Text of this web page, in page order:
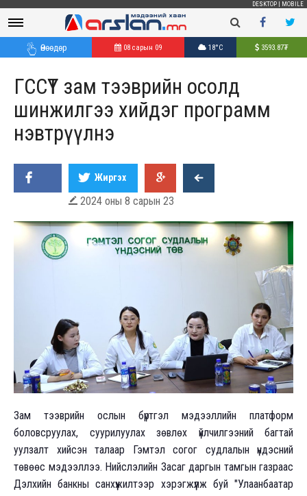
DESKTOP MOBILE
Өнөөдөр 08 сарын 09 18°C 3593.87₮
ГССҮТ зам тээврийн осолд
шинжилгээ хийдэг программ
нэвтрүүлнэ
Жиргэх
 2024 оны 8 сарын 23
Зам тээврийн ослын бүртгэл мэдээллийн платформ
боловсруулах, суурилуулах зөвлөх үйлчилгээний багтай
уулзалт хийсэн талаар Гэмтэл согог судлалын үндэсний
төвөөс мэдээллээ. Нийслэлийн Засаг даргын тамгын газраас
Дэлхийн банкны санхүүжилтээр хэрэгжүүлж буй "Улаанбаатар